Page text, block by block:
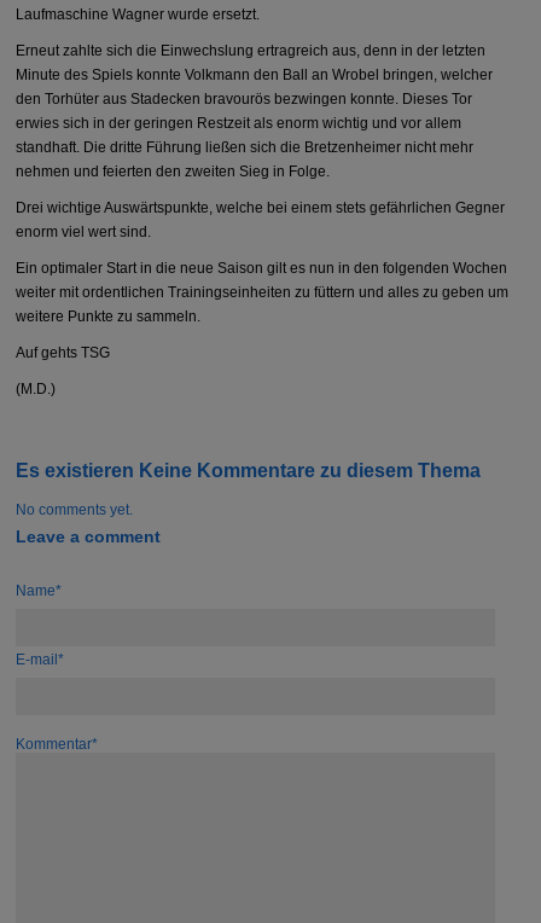
Laufmaschine Wagner wurde ersetzt.
Erneut zahlte sich die Einwechslung ertragreich aus, denn in der letzten
Minute des Spiels konnte Volkmann den Ball an Wrobel bringen, welcher
den Torhüter aus Stadecken bravourös bezwingen konnte. Dieses Tor
erwies sich in der geringen Restzeit als enorm wichtig und vor allem
standhaft. Die dritte Führung ließen sich die Bretzenheimer nicht mehr
nehmen und feierten den zweiten Sieg in Folge.
Drei wichtige Auswärtspunkte, welche bei einem stets gefährlichen Gegner
enorm viel wert sind.
Ein optimaler Start in die neue Saison gilt es nun in den folgenden Wochen
weiter mit ordentlichen Trainingseinheiten zu füttern und alles zu geben um
weitere Punkte zu sammeln.
Auf gehts TSG
(M.D.)
Es existieren Keine Kommentare zu diesem Thema
No comments yet.
Leave a comment
Name*
E-mail*
Kommentar*